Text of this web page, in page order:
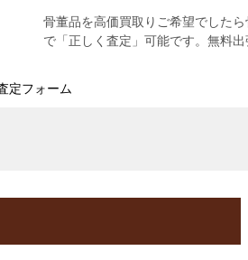
骨董品を高価買取りご希望でした
で「正しく査定」可能です。無料出
定フォーム